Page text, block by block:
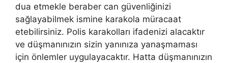
dua etmekle beraber can güvenliğinizi
sağlayabilmek ismine karakola müracaat
etebilirsiniz. Polis karakolları ifadenizi alacaktır
ve düşmanınızın sizin yanınıza yanaşmaması
için önlemler uygulayacaktır. Hatta düşmanınızın